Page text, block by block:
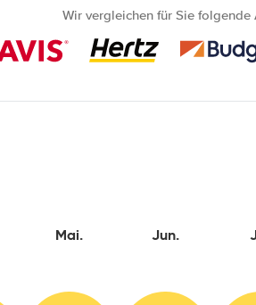
Wir vergleichen für Sie
Mai. Jun.